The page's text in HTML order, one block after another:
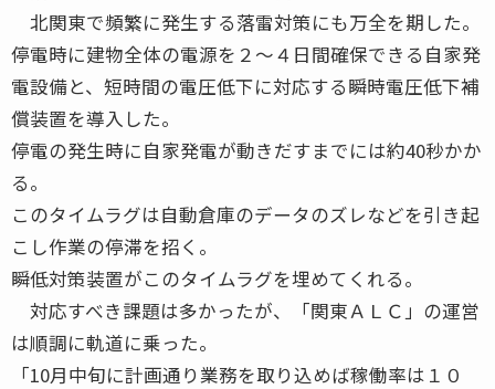
北関東で頻繁に発生する落雷対策にも万全を期した。
停電時に建物全体の電源を２～４日間確保できる自家発
電設備と、短時間の電圧低下に対応する瞬時電圧低下補
償装置を導入した。
停電の発生時に自家発電が動きだすまでには約40秒かか
る。
このタイムラグは自動倉庫のデータのズレなどを引き起
こし作業の停滞を招く。
瞬低対策装置がこのタイムラグを埋めてくれる。
対応すべき課題は多かったが、「関東ＡＬＣ」の運営
は順調に軌道に乗った。
「10月中旬に計画通り業務を取り込めば稼働率は１０